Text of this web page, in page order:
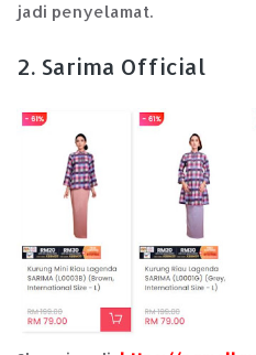
jadi penyelamat.
2. Sarima Official